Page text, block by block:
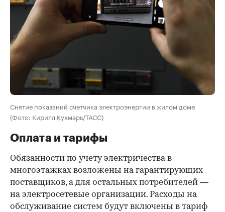
Снятие показаний счетчика электроэнергии в жилом доме
(Фото: Кирилл Кухмарь/ТАСС)
Оплата и тарифы
Обязанности по учету электричества в
многоэтажках возложены на гарантирующих
поставщиков, а для остальных потребителей —
на электросетевые организации. Расходы на
обслуживание систем будут включены в тариф